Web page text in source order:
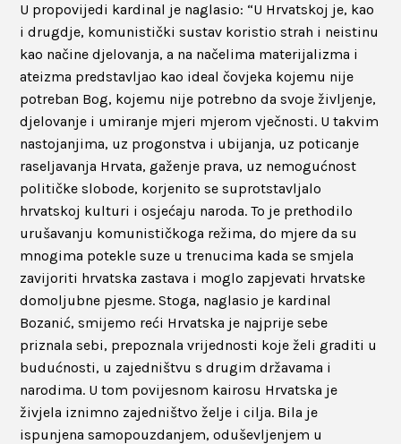
U propovijedi kardinal je naglasio: “U Hrvatskoj je, kao
i drugdje, komunistički sustav koristio strah i neistinu
kao načine djelovanja, a na načelima materijalizma i
ateizma predstavljao kao ideal čovjeka kojemu nije
potreban Bog, kojemu nije potrebno da svoje življenje,
djelovanje i umiranje mjeri mjerom vječnosti. U takvim
nastojanjima, uz progonstva i ubijanja, uz poticanje
raseljavanja Hrvata, gaženje prava, uz nemogućnost
političke slobode, korjenito se suprotstavljalo
hrvatskoj kulturi i osjećaju naroda. To je prethodilo
urušavanju komunističkoga režima, do mjere da su
mnogima potekle suze u trenucima kada se smjela
zavijoriti hrvatska zastava i moglo zapjevati hrvatske
domoljubne pjesme. Stoga, naglasio je kardinal
Bozanić, smijemo reći Hrvatska je najprije sebe
priznala sebi, prepoznala vrijednosti koje želi graditi u
budućnosti, u zajedništvu s drugim državama i
narodima. U tom povijesnom kairosu Hrvatska je
živjela iznimno zajedništvo želje i cilja. Bila je
ispunjena samopouzdanjem, oduševljenjem u